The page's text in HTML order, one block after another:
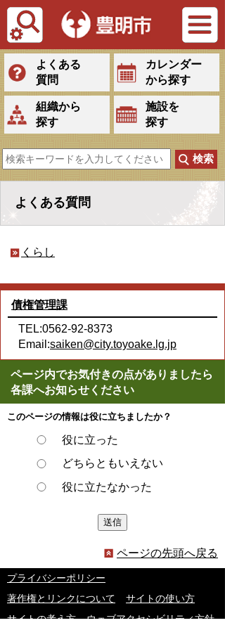
Tiếng Việt
よくある
質問
カレンダー
から探す
組織から
探す
施設を
探す
よくある質問
くらし
債権管理課
TEL:0562-92-8373
Email:saiken@city.toyoake.lg.jp
ページ内でお気付きの点がありましたら
各課へお知らせください
このページの情報は役に立ちましたか？
役に立った
どちらともいえない
役に立たなかった
ページの先頭へ戻る
プライバシーポリシー
著作権とリンクについて
サイトの使い方
サイトの考え方
ウェブアクセシビリティ方針